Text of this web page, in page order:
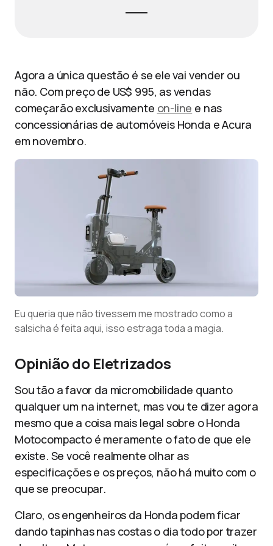
Agora a única questão é se ele vai vender ou
não. Com preço de US$ 995, as vendas
começarão exclusivamente on-line e nas
concessionárias de automóveis Honda e Acura
em novembro.
Eu queria que não tivessem me mostrado como a
salsicha é feita aqui, isso estraga toda a magia.
Opinião do Eletrizados
Sou tão a favor da micromobilidade quanto
qualquer um na internet, mas vou te dizer agora
mesmo que a coisa mais legal sobre o Honda
Motocompacto é meramente o fato de que ele
existe. Se você realmente olhar as
especificações e os preços, não há muito com o
que se preocupar.
Claro, os engenheiros da Honda podem ficar
dando tapinhas nas costas o dia todo por trazer